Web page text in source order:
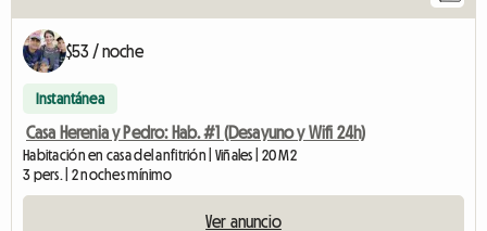
$53 / noche
Instantánea
Casa Herenia y Pedro: Hab. #1 (Desayuno y Wifi 24h)
Habitación en casa del anfitrión | Viñales | 20 M2
3 pers. | 2 noches mínimo
Ver anuncio